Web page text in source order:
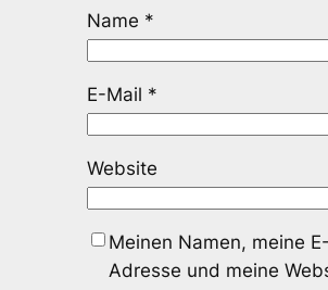
Name *
E-Mail *
Website
Meinen Namen, meine
Adresse und meine